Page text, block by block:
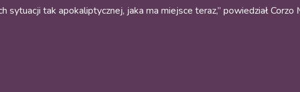
sytuacji tak apokaliptycznej, jaka ma miejsce teraz,” powiedział Corzo